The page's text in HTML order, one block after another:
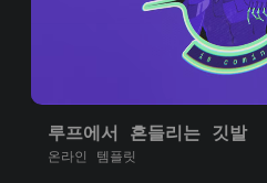
루프에서 흔들리는 깃발
온라인 템플릿